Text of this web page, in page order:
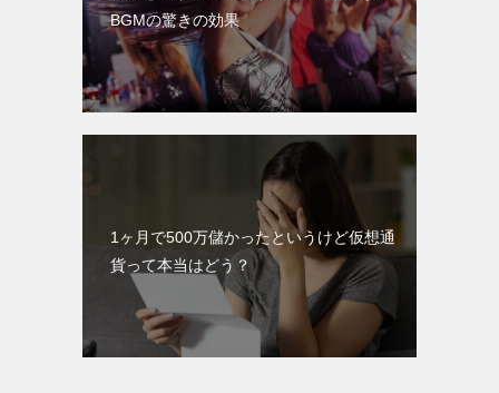
BGMの驚きの効果
1ヶ月で500万儲かったというけど仮想通
貨って本当はどう？